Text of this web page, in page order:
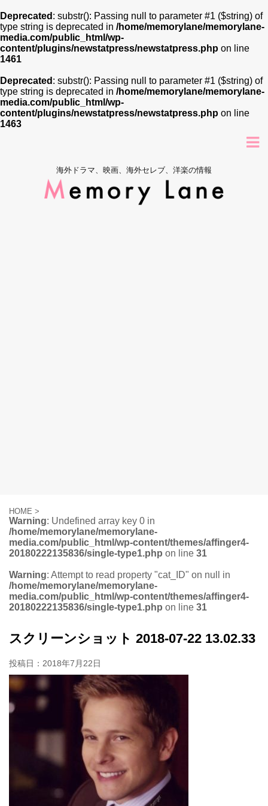
Deprecated : substr(): Passing null to parameter #1 ($string) of
type string is deprecated in /home/memorylane/memorylane-
media.com/public_html/wp-
content/plugins/newstatpress/newstatpress.php on line
1461
Deprecated : substr(): Passing null to parameter #1 ($string) of
type string is deprecated in /home/memorylane/memorylane-
media.com/public_html/wp-
content/plugins/newstatpress/newstatpress.php on line
1463
海外ドラマ、映画、海外セレブ、洋楽の情報
HOME >
Warning: Undefined array key 0 in
/home/memorylane/memorylane-
media.com/public_html/wp-content/themes/affinger4-
20180222135836/single-type1.php on line 31
Warning: Attempt to read property "cat_ID" on null in
/home/memorylane/memorylane-
media.com/public_html/wp-content/themes/affinger4-
20180222135836/single-type1.php on line 31
スクリーンショット 2018-07-22 13.02.33
投稿日： 2018年7月22日